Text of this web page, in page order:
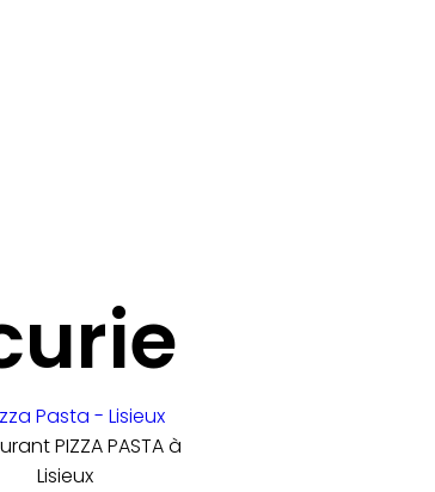
PIZZA PASTA à
Lisieux